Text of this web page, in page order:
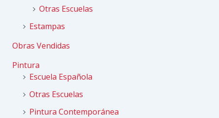
Otras Escuelas
Estampas
Obras Vendidas
Pintura
Escuela Española
Otras Escuelas
Pintura Contemporánea